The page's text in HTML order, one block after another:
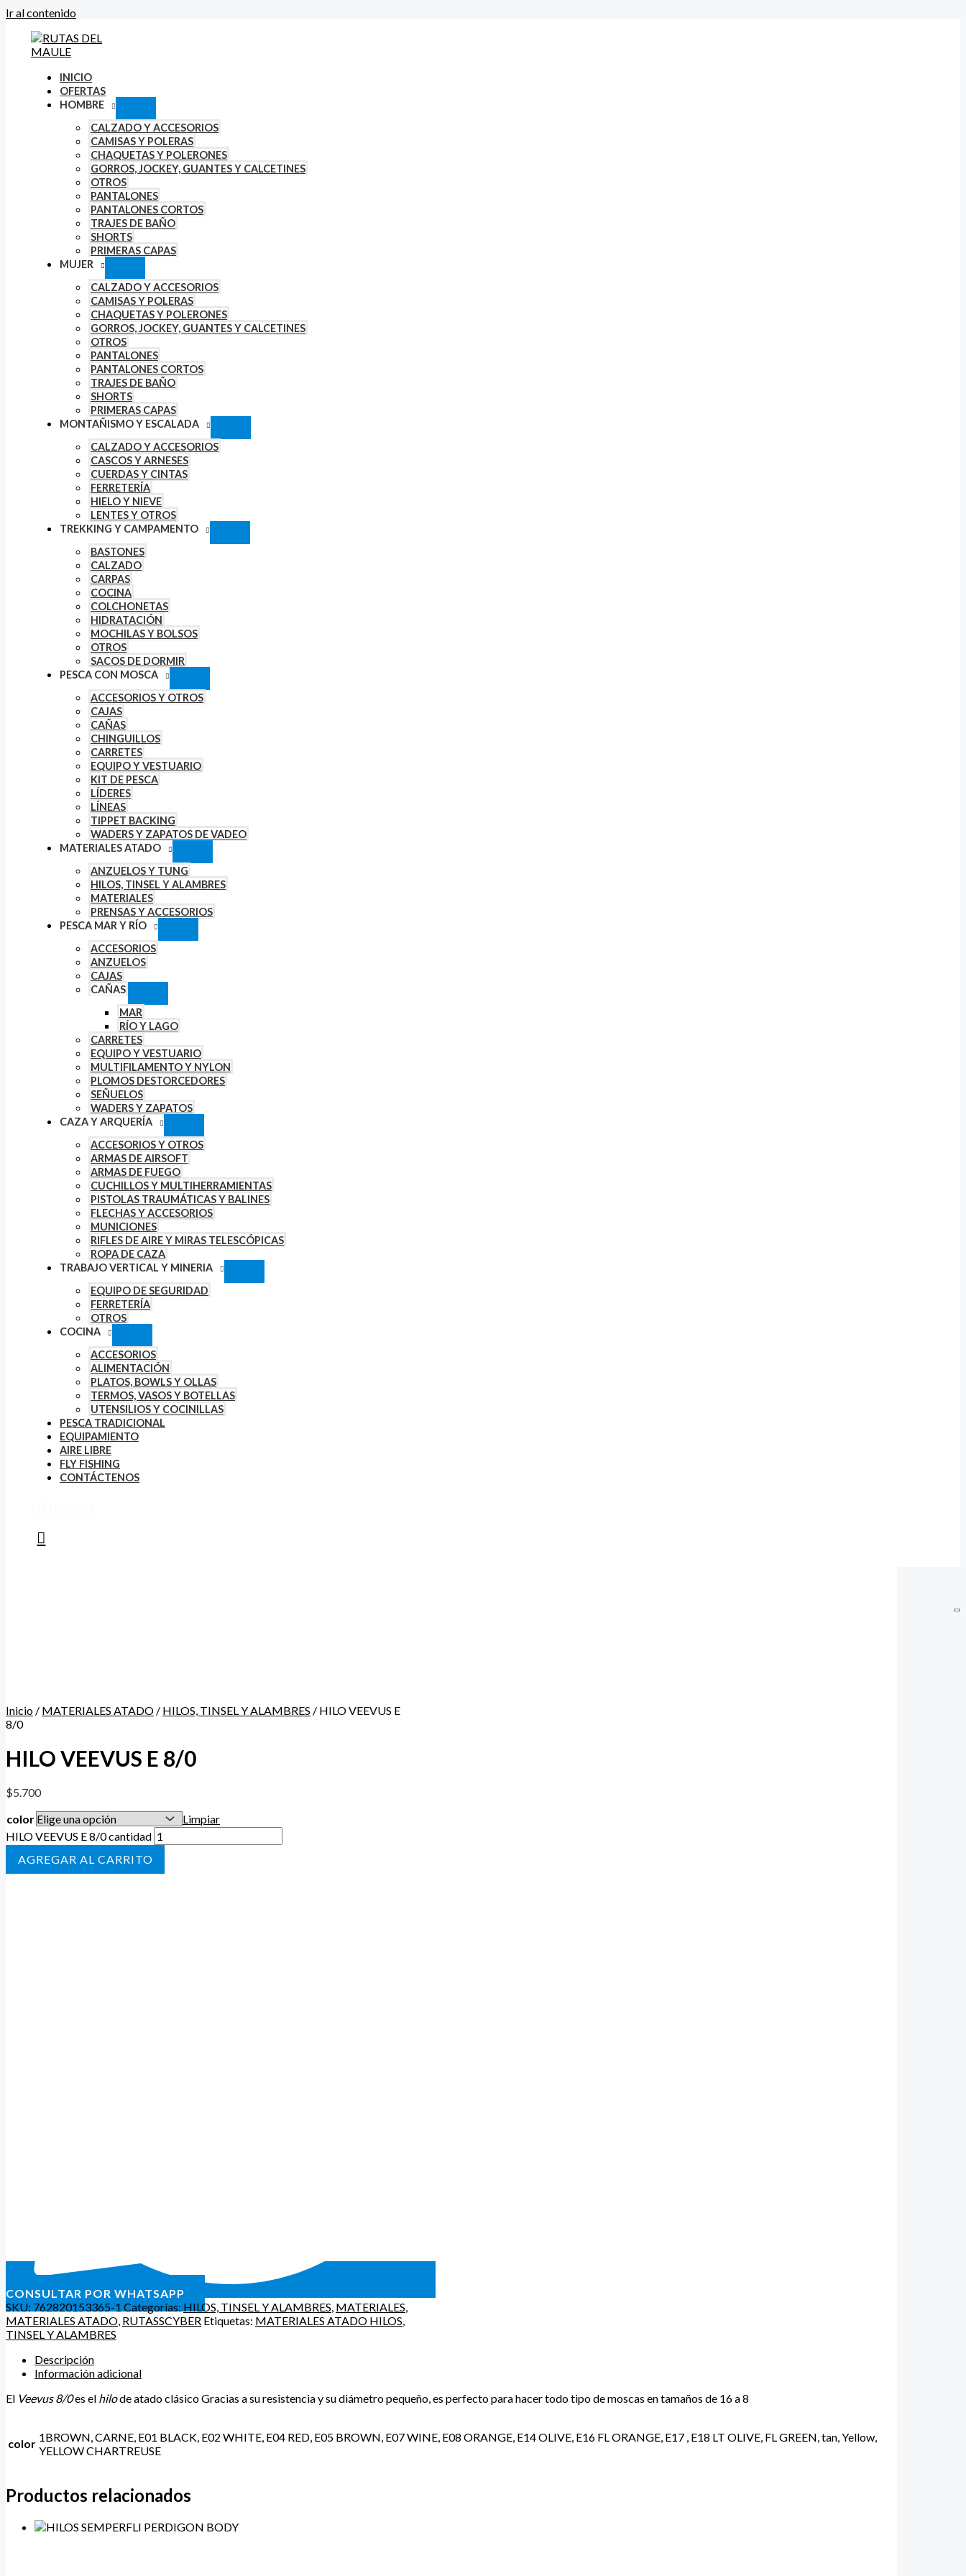
Ir al contenido
INICIO
OFERTAS
HOMBRE
CALZADO Y ACCESORIOS
CAMISAS Y POLERAS
CHAQUETAS Y POLERONES
GORROS, JOCKEY, GUANTES Y CALCETINES
OTROS
PANTALONES
PANTALONES CORTOS
TRAJES DE BAÑO
SHORTS
PRIMERAS CAPAS
MUJER
CALZADO Y ACCESORIOS
CAMISAS Y POLERAS
CHAQUETAS Y POLERONES
GORROS, JOCKEY, GUANTES Y CALCETINES
OTROS
PANTALONES
PANTALONES CORTOS
TRAJES DE BAÑO
SHORTS
PRIMERAS CAPAS
MONTAÑISMO Y ESCALADA
CALZADO Y ACCESORIOS
CASCOS Y ARNESES
CUERDAS Y CINTAS
FERRETERÍA
HIELO Y NIEVE
LENTES Y OTROS
TREKKING Y CAMPAMENTO
BASTONES
CALZADO
CARPAS
COCINA
COLCHONETAS
HIDRATACIÓN
MOCHILAS Y BOLSOS
OTROS
SACOS DE DORMIR
PESCA CON MOSCA
ACCESORIOS Y OTROS
CAJAS
CAÑAS
CHINGUILLOS
CARRETES
EQUIPO Y VESTUARIO
KIT DE PESCA
LÍDERES
LÍNEAS
TIPPET BACKING
WADERS Y ZAPATOS DE VADEO
MATERIALES ATADO
ANZUELOS Y TUNG
HILOS, TINSEL Y ALAMBRES
MATERIALES
PRENSAS Y ACCESORIOS
PESCA MAR Y RÍO
ACCESORIOS
ANZUELOS
CAJAS
CAÑAS
MAR
RÍO Y LAGO
CARRETES
EQUIPO Y VESTUARIO
MULTIFILAMENTO Y NYLON
PLOMOS DESTORCEDORES
SEÑUELOS
WADERS Y ZAPATOS
CAZA Y ARQUERÍA
ACCESORIOS Y OTROS
ARMAS DE AIRSOFT
ARMAS DE FUEGO
CUCHILLOS Y MULTIHERRAMIENTAS
PISTOLAS TRAUMÁTICAS Y BALINES
FLECHAS Y ACCESORIOS
MUNICIONES
RIFLES DE AIRE Y MIRAS TELESCÓPICAS
ROPA DE CAZA
TRABAJO VERTICAL Y MINERIA
EQUIPO DE SEGURIDAD
FERRETERÍA
OTROS
COCINA
ACCESORIOS
ALIMENTACIÓN
PLATOS, BOWLS Y OLLAS
TERMOS, VASOS Y BOTELLAS
UTENSILIOS Y COCINILLAS
PESCA TRADICIONAL
EQUIPAMIENTO
AIRE LIBRE
FLY FISHING
CONTÁCTENOS
Inicio / MATERIALES ATADO / HILOS, TINSEL Y ALAMBRES / HILO VEEVUS E
8/0
HILO VEEVUS E 8/0
$5.700
color
Limpiar
HILO VEEVUS E 8/0 cantidad
AÑADIR AL CARRITO
CONSULTAR POR WHATSAPP
SKU: 762820153365-1 Categorías: HILOS, TINSEL Y ALAMBRES MATERIALES
MATERIALES ATADO RUTASSCYBER Etiquetas: MATERIALES ATADO HILOS
TINSEL Y ALAMBRES
Descripción
Información adicional
El Veevus 8/0es el hilode atado clásico Gracias a su resistencia y su diámetro pequeño, es perfecto para hacer todo tipo de moscas en tamaños de 16 a 8
color 1BROWN, CARNE, E01 BLACK, E02 WHITE, E04 RED, E05 BROWN, E07 WINE, E08 ORANGE, E14 OLIVE, E16 FL ORANGE, E17 , E18 LT OLIVE, FL GREEN, tan, Yellow,
YELLOW CHARTREUSE
Productos relacionados